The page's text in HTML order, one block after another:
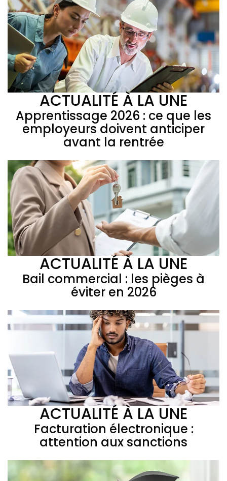
ACTUALITÉ À LA UNE
Apprentissage 2026 : ce que les
employeurs doivent anticiper
avant la rentrée
ACTUALITÉ À LA UNE
Bail commercial : les pièges à
éviter en 2026
ACTUALITÉ À LA UNE
Facturation électronique :
attention aux sanctions